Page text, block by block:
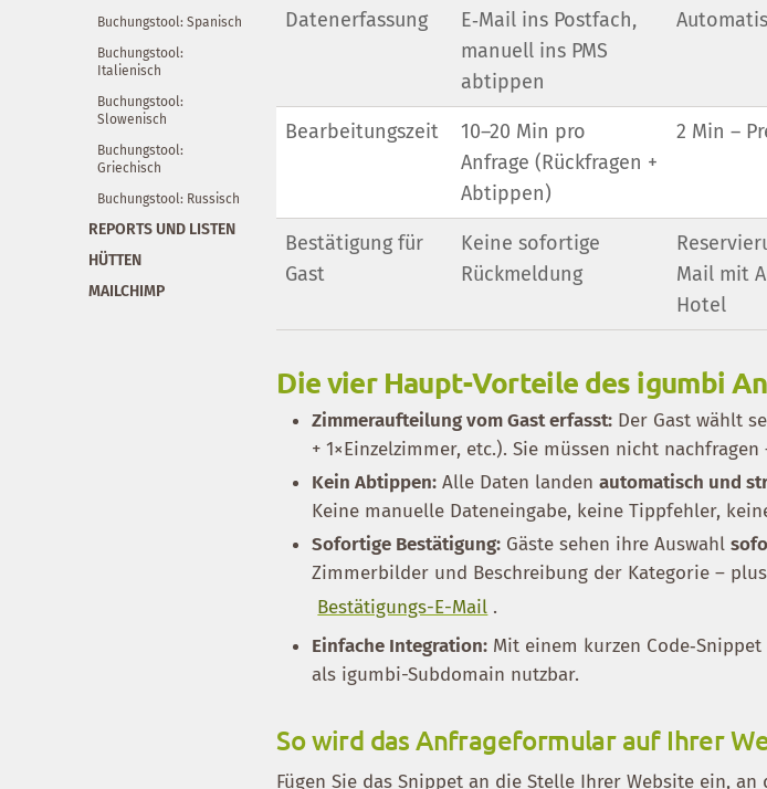
Buchungstool: Spanisch
Buchungstool:
Italienisch
Buchungstool:
Slowenisch
Buchungstool:
Griechisch
Buchungstool: Russisch
REPORTS UND LISTEN
HÜTTEN
MAILCHIMP
Datenerfassung
E‑Mail ins Postfach,
manuell ins PMS
abtippen
Bearbeitungszeit
10–20 Min pro
Anfrage (Rückfragen +
Abtippen)
2 Min –
Bestätigung für
Gast
Keine sofortige
Rückmeldung
Mail mit
Hotel
Die vier Haupt-Vorteile des igumbi
Zimmeraufteilung vom Gast erfasst: Der Gast wählt
+ 1×Einzelzimmer, etc.). Sie müssen nicht
Kein Abtippen: Alle Daten landenautomatisch und
Keine manuelle Dateneingabe, keine Tippfehler,
Sofortige Bestätigung: Gäste sehen ihre Auswahl
Zimmerbilder und Beschreibung der Kategorie –
Bestätigungs-E-Mail .
Einfache Integration: Mit einem kurzen
als igumbi-Subdomain nutzbar.
So wird das Anfrageformular auf Ihrer
Fügen Sie das Snippet an die Stelle Ihrer Website ein,